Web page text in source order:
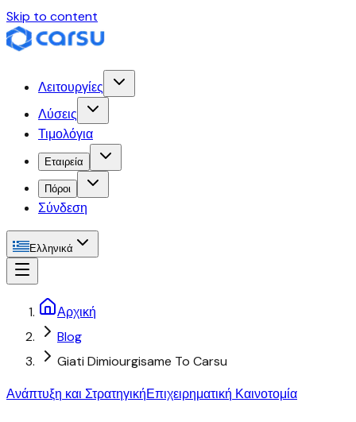
Skip to content
Λειτουργίες
Λύσεις
Τιμολόγια
Εταιρεία
Πόροι
Σύνδεση
Ελληνικά
Αρχική
Blog
Giati Dimiourgisame To Carsu
Ανάπτυξη και ΣτρατηγικήΕπιχειρηματική Καινοτομία